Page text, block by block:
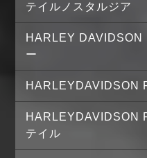
テイルノスタルジア
HARLEY DAVIDSON
ー
HARLEYDAVIDSON
HARLEYDAVIDSON
テイル